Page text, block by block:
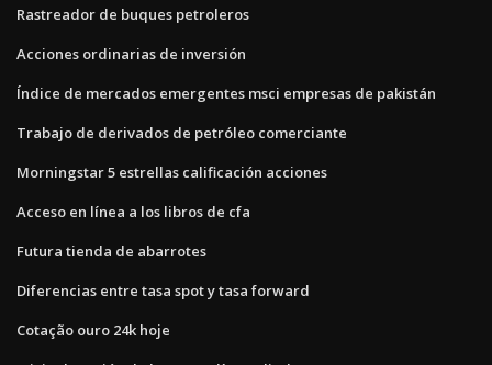
Rastreador de buques petroleros
Acciones ordinarias de inversión
Índice de mercados emergentes msci empresas de pakistán
Trabajo de derivados de petróleo comerciante
Morningstar 5 estrellas calificación acciones
Acceso en línea a los libros de cfa
Futura tienda de abarrotes
Diferencias entre tasa spot y tasa forward
Cotação ouro 24k hoje